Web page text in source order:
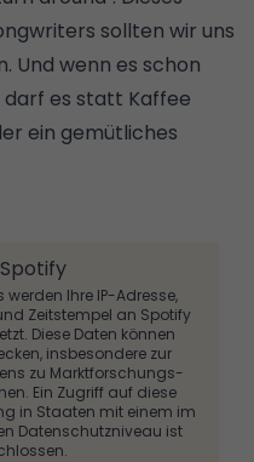
sollten wir uns
Und wenn es schon
es statt Kaffee
ein gemütliches
Ihre IP-Adresse,
Zeitstempel an Spotify
Diese Daten können
insbesondere zur
zu Marktforschungs-
Ein Zugriff auf diese
in Staaten mit einem im
Datenschutzniveau ist